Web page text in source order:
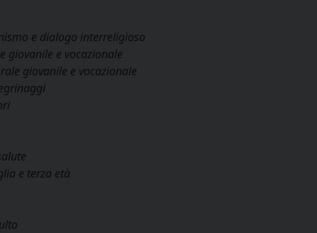
e dialogo interreligioso
giovanile e vocazionale
giovanile e vocazionale
e terza età